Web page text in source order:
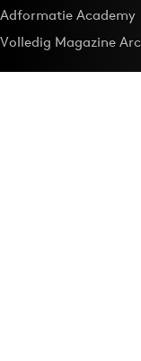
Adformatie Academy
Volledig Magazine